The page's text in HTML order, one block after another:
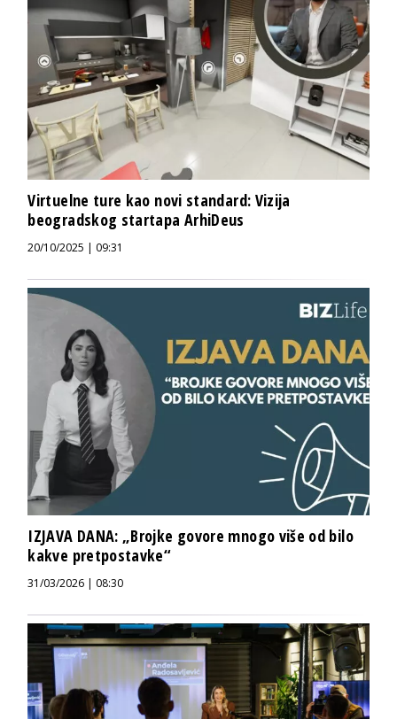
Virtuelne ture kao novi standard: Vizija
beogradskog startapa ArhiDeus
20/10/2025 | 09:31
IZJAVA DANA: „Brojke govore mnogo više od bilo
kakve pretpostavke“
31/03/2026 | 08:30